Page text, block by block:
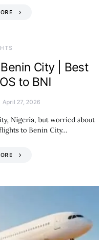
City | Best
to BNI
April 27, 2026
Nigeria, but worried about
to Benin City…